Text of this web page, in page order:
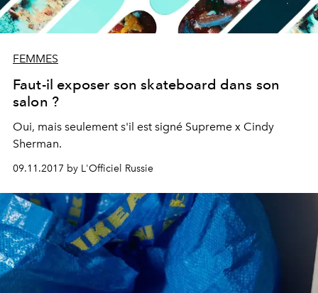
FEMMES
Faut-il exposer son skateboard dans son
salon ?
Oui, mais seulement s'il est signé Supreme x Cindy
Sherman.
09.11.2017 by L'Officiel Russie